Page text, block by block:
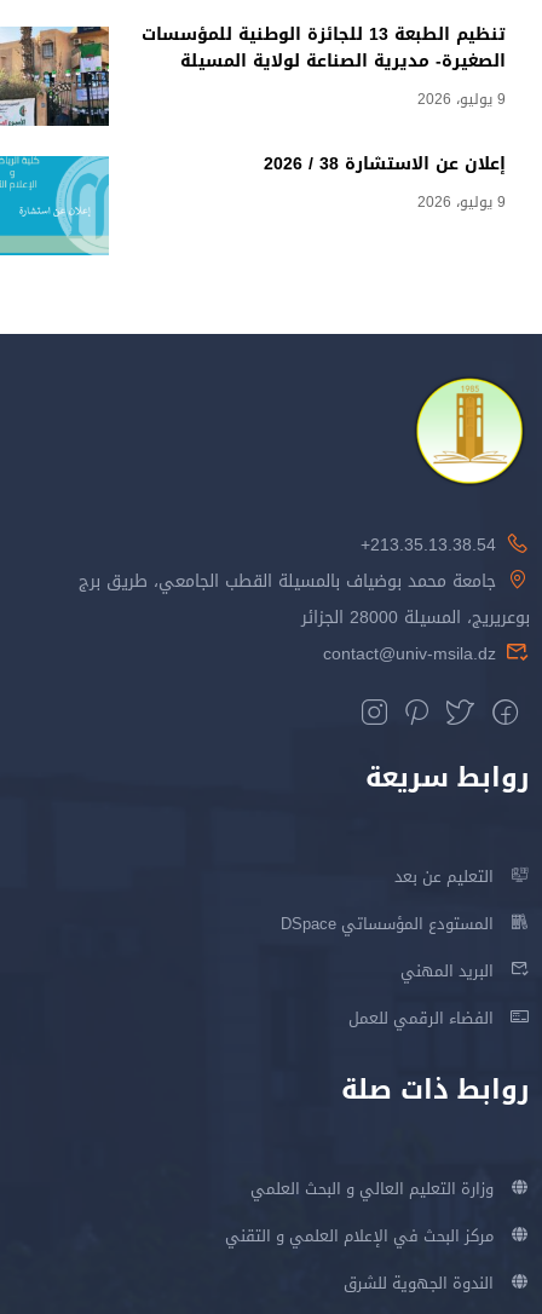
تنظيم الطبعة 13 للجائزة الوطنية للمؤسسات
الصغيرة- مديرية الصناعة لولاية المسيلة
9 يوليو، 2026
إعلان عن الاستشارة 38 / 2026
9 يوليو، 2026
213.35.13.38.54+
جامعة محمد بوضياف بالمسيلة القطب الجامعي، طريق برج
بوعريريج، المسيلة 28000 الجزائر
contact@univ-msila.dz
روابط سريعة
التعليم عن بعد
المستودع المؤسساتي DSpace
البريد المهني
الفضاء الرقمي للعمل
روابط ذات صلة
وزارة التعليم العالي و البحث العلمي
مركز البحث في الإعلام العلمي و التقني
الندوة الجهوية للشرق